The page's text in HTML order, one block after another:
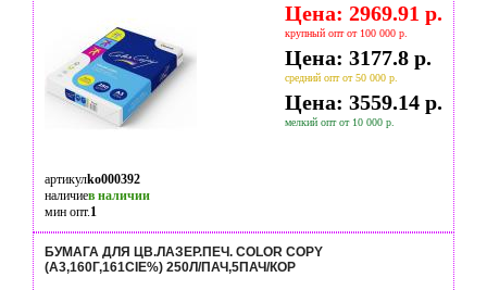
Цена: 2969.91 р.
крупный опт от 100 000 р.
Цена: 3177.8 р.
средний опт от 50 000 р.
Цена: 3559.14 р.
мелкий опт от 10 000 р.
артикулko000392
наличиев наличии
мин опт.1
БУМАГА ДЛЯ ЦВ.ЛАЗЕР.ПЕЧ. COLOR COPY
(А3,160Г,161CIE%) 250Л/ПАЧ,5ПАЧ/КОР